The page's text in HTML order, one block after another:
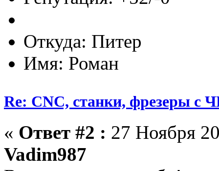
Откуда: Питер
Имя: Роман
Re: CNC, станки, фрезеры с
« Ответ #2 : 27 Ноября
Vadim987